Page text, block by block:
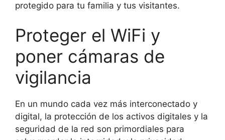
protegido para tu familia y tus visitantes.
Proteger el WiFi y
poner cámaras de
vigilancia
En un mundo cada vez más interconectado y
digital, la protección de los activos digitales y la
seguridad de la red son primordiales para